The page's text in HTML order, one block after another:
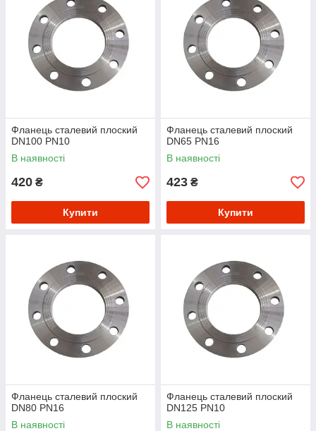
Фланець сталевий плоский
DN100 PN10
В наявності
420 ₴
Купити
Фланець сталевий плоский
DN65 PN16
В наявності
423 ₴
Купити
Фланець сталевий плоский
DN80 PN16
В наявності
Фланець сталевий плоский
DN125 PN10
В наявності